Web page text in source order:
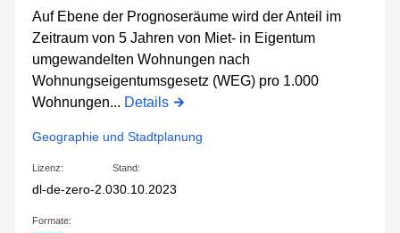
Auf Ebene der Prognoseräume wird der Anteil im
Zeitraum von 5 Jahren von Miet- in Eigentum
umgewandelten Wohnungen nach
Wohnungseigentumsgesetz (WEG) pro 1.000
Wohnungen... Details
Geographie und Stadtplanung
Lizenz:
dl-de-zero-2.0
Stand:
30.10.2023
Formate: